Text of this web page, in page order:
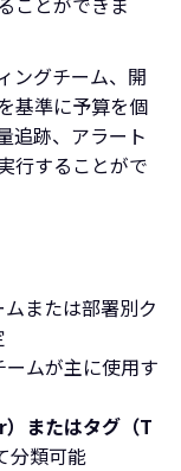
ングチーム、開
基準に予算を個
追跡、アラート
行することがで
ムまたは部署別ク
ームが主に使用す
またはタグ（T
分類可能